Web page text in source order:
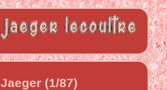
Jaeger (1/87)